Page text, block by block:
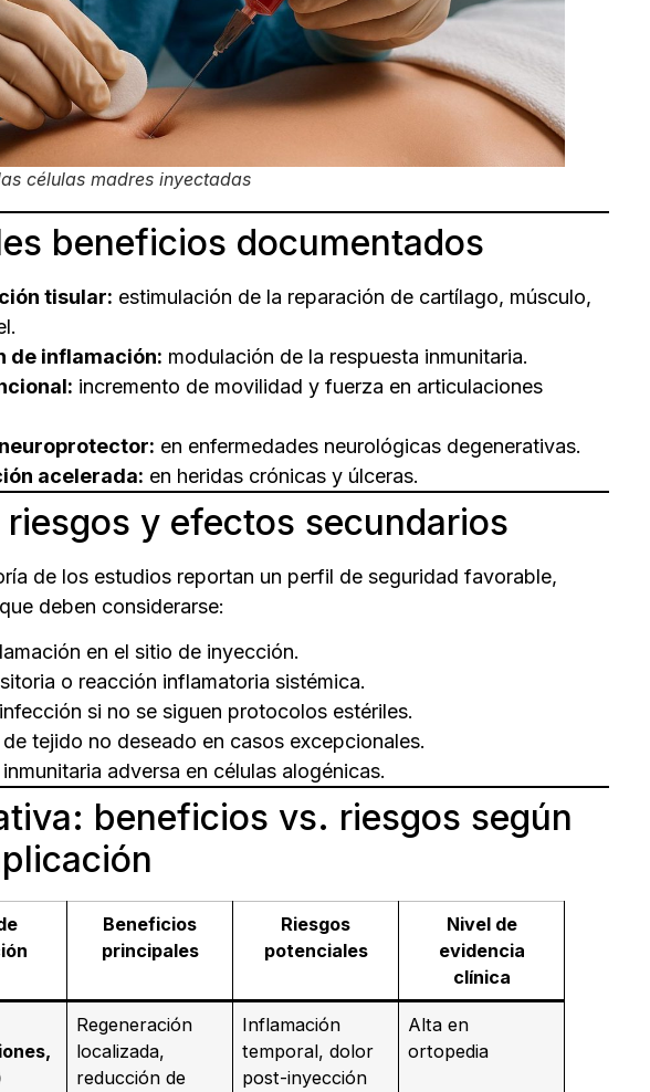
células madres inyectadas
beneficios documentados
tisular: estimulación de la reparación de cartílago, músculo,
de inflamación: modulación de la respuesta inmunitaria.
incremento de movilidad y fuerza en articulaciones
en enfermedades neurológicas degenerativas.
acelerada: en heridas crónicas y úlceras.
riesgos y efectos secundarios
de los estudios reportan un perfil de seguridad favorable,
deben considerarse:
en el sitio de inyección.
o reacción inflamatoria sistémica.
si no se siguen protocolos estériles.
tejido no deseado en casos excepcionales.
adversa en células alogénicas.
beneficios vs. riesgos según
Beneficios
principales
Riesgos
potenciales
Nivel de
evidencia
clínica
Regeneración
localizada,
reducción de
Inflamación
temporal, dolor
post-inyección
Alta en
ortopedia